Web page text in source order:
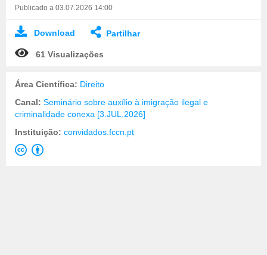
Publicado a 03.07.2026 14:00
Download Partilhar
61 Visualizações
Área Científica: Direito
Canal: Seminário sobre auxílio à imigração ilegal e
criminalidade conexa [3.JUL.2026]
Instituição: convidados.fccn.pt